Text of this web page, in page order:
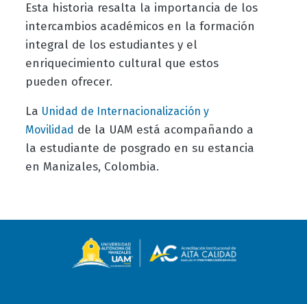
Esta historia resalta la importancia de los
intercambios académicos en la formación
integral de los estudiantes y el
enriquecimiento cultural que estos
pueden ofrecer.
La Unidad de Internacionalización y
Movilidad de la UAM está acompañando a
la estudiante de posgrado en su estancia
en Manizales, Colombia.